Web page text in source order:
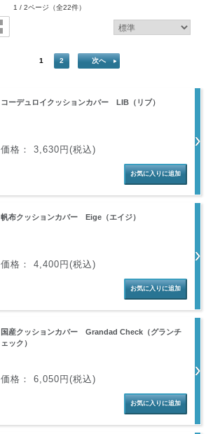
1 / 2ページ （全22件）
1 2 次へ
コーデュロイクッションカバー LIB（リブ）
価格： 3,630円(税込)
帆布クッションカバー Eige（エイジ）
価格： 4,400円(税込)
国産クッションカバー Grandad Check（グランチ
ェック）
価格： 6,050円(税込)